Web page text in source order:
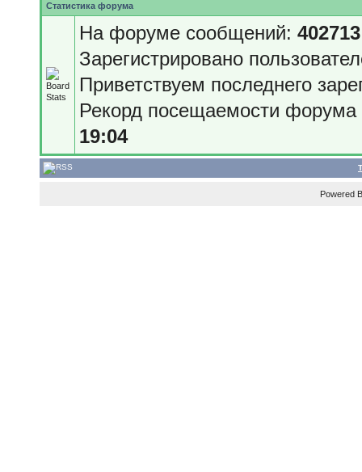
Статистика форума
На форуме сообщений: 402713
Зарегистрировано
Приветствуем последнего
Рекорд посещаемости
19:04
Powered